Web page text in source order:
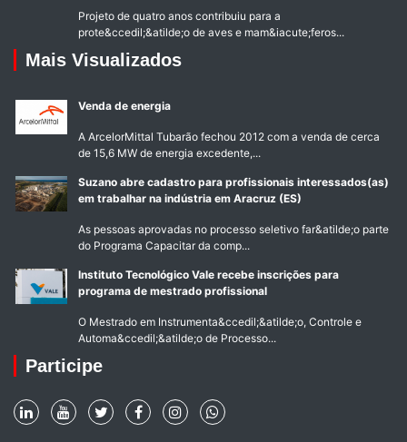
Projeto de quatro anos contribuiu para a
prote&ccedil;&atilde;o de aves e mam&iacute;feros...
Mais Visualizados
Venda de energia
A ArcelorMittal Tubarão fechou 2012 com a venda de cerca
de 15,6 MW de energia excedente,...
Suzano abre cadastro para profissionais interessados(as)
em trabalhar na indústria em Aracruz (ES)
As pessoas aprovadas no processo seletivo far&atilde;o parte
do Programa Capacitar da comp...
Instituto Tecnológico Vale recebe inscrições para
programa de mestrado profissional
O Mestrado em Instrumenta&ccedil;&atilde;o, Controle e
Automa&ccedil;&atilde;o de Processo...
Participe